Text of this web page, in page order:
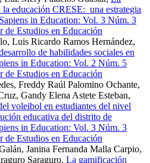
la educación CRESE: una estrategia
Sapiens in Education: Vol. 3 Núm. 3
Estudios en Educación
Luis Ricardo Ramos Hernández,
de habilidades sociales en
in Education: Vol. 2 Núm. 5
Estudios en Educación
Freddy Raúl Palomino Ochante,
Gandy Elena Astete Esteban,
voleibol en estudiantes del nivel
educativa del distrito de
in Education: Vol. 3 Núm. 3
Estudios en Educación
Janina Fernanda Malla Carpio,
Saraguro, La gamificación